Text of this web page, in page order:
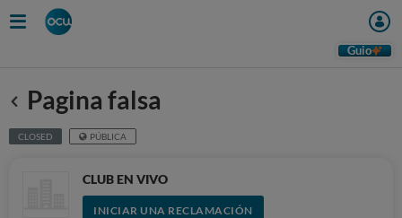
Guio
Anterior
Pagina falsa
CLOSED PÚBLICA
CLUB EN VIVO
INICIAR UNA RECLAMACIÓN